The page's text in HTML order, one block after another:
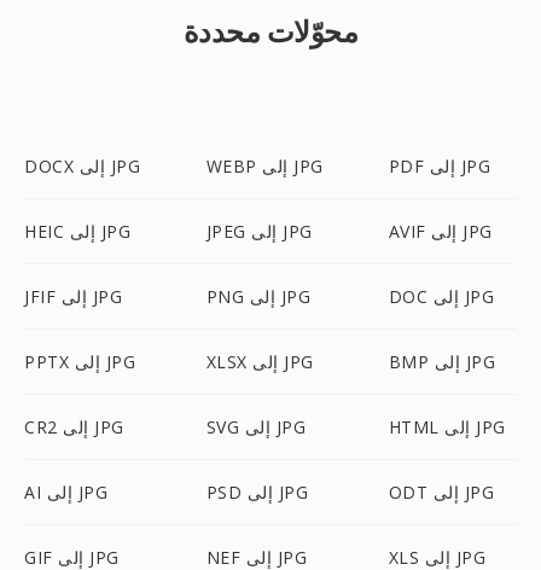
محوّلات محددة
DOCX إلى JPG WEBP إلى JPG PDF إلى JPG
HEIC إلى JPG JPEG إلى JPG AVIF إلى JPG
JFIF إلى JPG PNG إلى JPG DOC إلى JPG
PPTX إلى JPG XLSX إلى JPG BMP إلى JPG
CR2 إلى JPG SVG إلى JPG HTML إلى JPG
AI إلى JPG PSD إلى JPG ODT إلى JPG
GIF إلى JPG NEF إلى JPG XLS إلى JPG